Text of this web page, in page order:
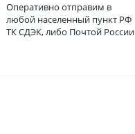
Оперативно отправим в
любой населенный пункт РФ
ТК СДЭК, либо Почтой России